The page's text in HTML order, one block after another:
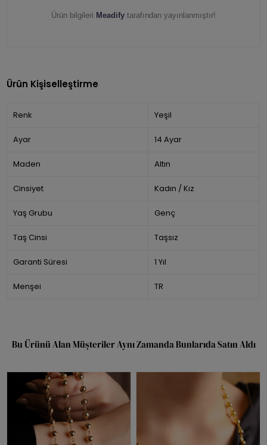
Ürün bilgileri Meadify tarafından yayınlanmıştır!
Ürün Kişiselleştirme
Renk Yeşil
Ayar 14 Ayar
Maden Altın
Cinsiyet Kadın / Kız
Yaş Grubu Genç
Taş Cinsi Taşsız
Garanti Süresi 1 Yıl
Menşei TR
Bu Ürünü Alan Müşteriler Aynı Zamanda Bunlarıda Satın Aldı